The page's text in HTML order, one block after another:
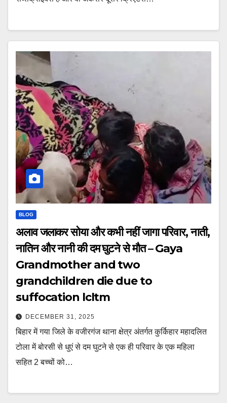
BLOG
अलाव जलाकर सोया और कभी नहीं जागा परिवार, नाती,
नातिन और नानी की दम घुटने से मौत – Gaya
Grandmother and two
grandchildren die due to
suffocation lcltm
DECEMBER 31, 2025
बिहार में गया जिले के वजीरगंज थाना क्षेत्र अंतर्गत कुर्किहार महादलित
टोला में बोरसी से धुएं से दम घुटने से एक ही परिवार के एक महिला
सहित 2 बच्चों को…